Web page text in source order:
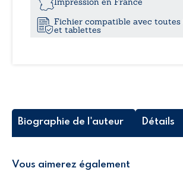
Tome
Fichier compatible avec toutes
et tablettes
Biographie de l'auteur Détails
Vous aimerez également